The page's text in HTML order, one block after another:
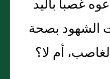
غصبا باليد
الشهود بصحة
أم لا‏؟‏